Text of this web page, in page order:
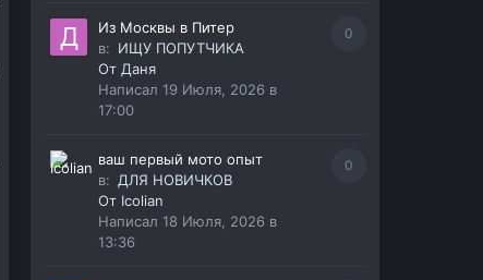
0
Из Москвы в Питер
в: ИЩУ ПОПУТЧИКА
От Даня
Написал 19 Июля, 2026 в
17:00
0
ваш первый мото опыт
в: ДЛЯ НОВИЧКОВ
От Icolian
Написал 18 Июля, 2026 в
13:36